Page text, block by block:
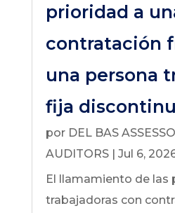
prioridad a
contratación
una persona
fija
por DEL BAS
AUDITORS| Jul 6,
El llamamiento de las
trabajadoras con